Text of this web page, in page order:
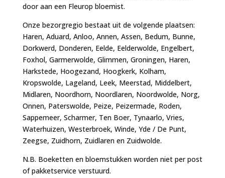
door aan een Fleurop bloemist.
Onze bezorgregio bestaat uit de volgende plaatsen:
Haren, Aduard, Anloo, Annen, Assen, Bedum, Bunne,
Dorkwerd, Donderen, Eelde, Eelderwolde, Engelbert,
Foxhol, Garmerwolde, Glimmen, Groningen, Haren,
Harkstede, Hoogezand, Hoogkerk, Kolham,
Kropswolde, Lageland, Leek, Meerstad, Middelbert,
Midlaren, Noordhorn, Noordlaren, Noordwolde, Norg,
Onnen, Paterswolde, Peize, Peizermade, Roden,
Sappemeer, Scharmer, Ten Boer, Tynaarlo, Vries,
Waterhuizen, Westerbroek, Winde, Yde / De Punt,
Zeegse, Zuidhorn, Zuidlaren en Zuidwolde.
N.B. Boeketten en bloemstukken worden niet per post
of pakketservice verstuurd.